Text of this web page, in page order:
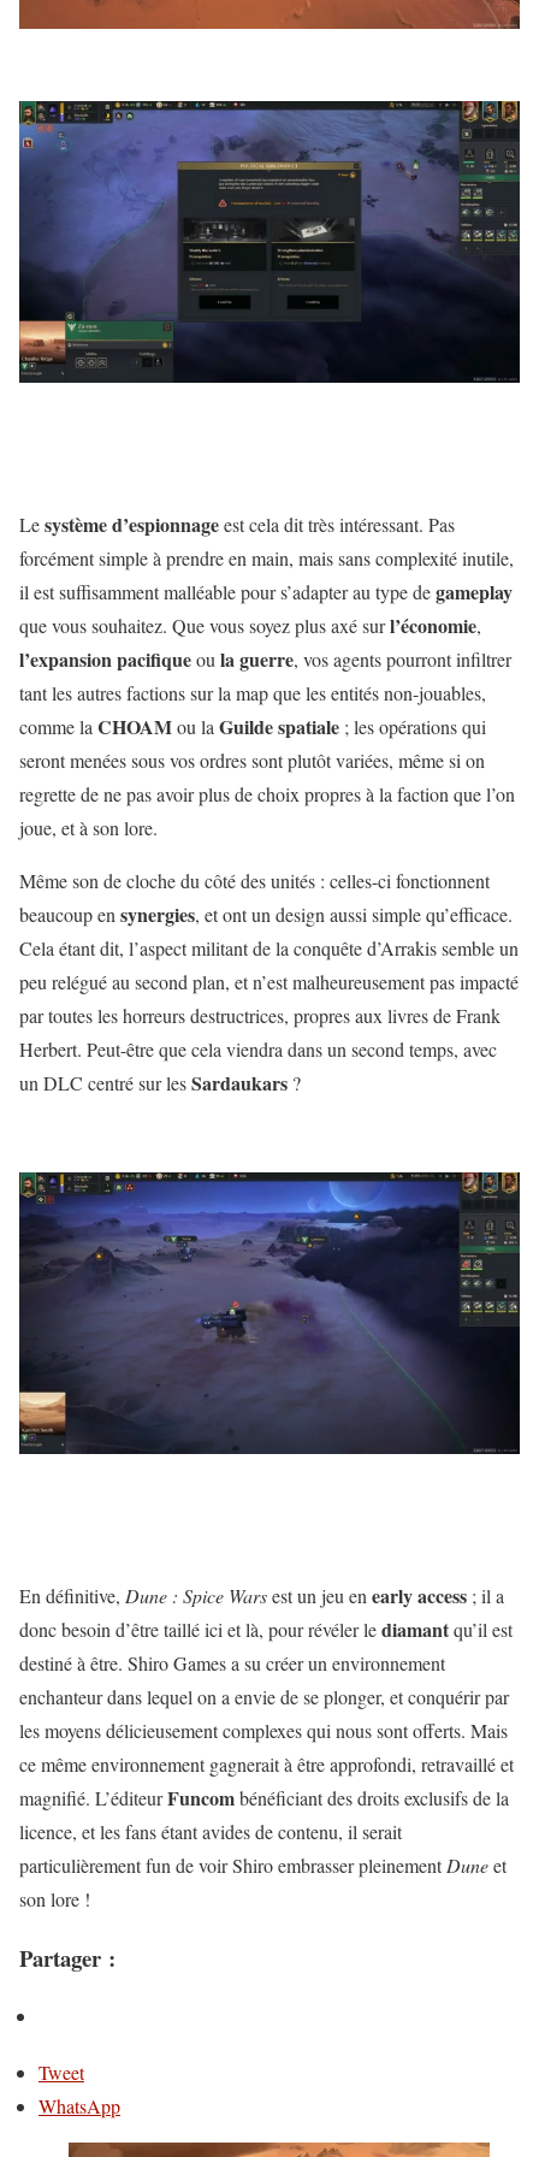
Lesystème d’espionnageest cela dit très intéressant. Pas
forcément simple à prendre en main, mais sans complexité inutile,
il est suffisamment malléable pour s’adapter au type degameplay
que vous souhaitez. Que vous soyez plus axé surl’économie,
l’expansionpacifiqueou la guerre, vos agents pourront infiltrer
tant les autres factions sur la map que les entités non-jouables,
comme la CHOAMou la Guildespatiale ; les opérations qui
seront menées sous vos ordres sont plutôt variées, même si on
regrette de ne pas avoir plus de choix propres à la faction que l’on
joue, et à son lore.
Même son de cloche du côté des unités : celles-ci fonctionnent
beaucoup en synergies, et ont un design aussi simple qu’efficace.
Cela étant dit, l’aspect militant de la conquête d’Arrakis semble un
peu relégué au second plan, et n’est malheureusement pas impacté
par toutes les horreurs destructrices, propres aux livres de Frank
Herbert. Peut-être que cela viendra dans un second temps, avec
un DLC centré sur lesSardaukars ?
En définitive, Dune : Spice Warsest un jeu en earlyaccess ; il a
donc besoin d’être taillé ici et là, pour révéler lediamantqu’il est
destiné à être. Shiro Games a su créer un environnement
enchanteur dans lequel on a envie de se plonger, et conquérir par
les moyens délicieusement complexes qui nous sont offerts. Mais
ce même environnement gagnerait à être approfondi, retravaillé et
magnifié. L’éditeurFuncombénéficiant des droits exclusifs de la
licence, et les fans étant avides de contenu, il serait
particulièrement fun de voir Shiro embrasser pleinementDuneet
son lore !
Partager :
Tweet
WhatsApp